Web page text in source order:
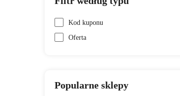
Kod kuponu
Oferta
Popularne sklepy